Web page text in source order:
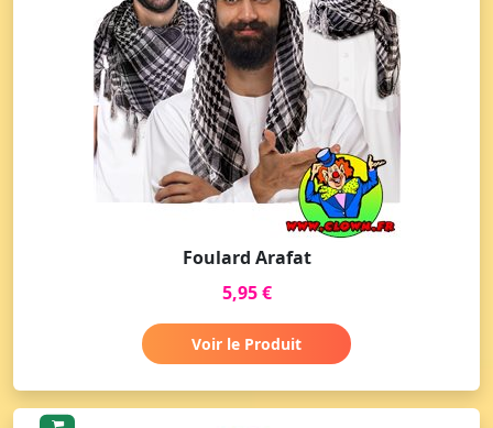
Foulard Arafat
5,95 €
Voir le Produit